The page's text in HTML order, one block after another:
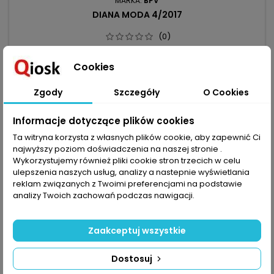
DIANA MODA 4/2017
(0)
chłodów! Żakiety jako baza stylu eleganckiego i modne
sportowe bluzy z kapturem lub stójką uszyte z polaru lub
kontrastowe wstawki. Odśwież szafę: spodnie z karczkiem z
tkaniny imitującej koronkę, miękko falujące sukienki czy
bluzka z...
Dodaj do koszyka
favorite_border
Cookies
Zgody Szczegóły O Cookies
Informacje dotyczące plików cookies
Ta witryna korzysta z własnych plików cookie, aby zapewnić Ci
najwyższy poziom doświadczenia na naszej stronie .
Wykorzystujemy również pliki cookie stron trzecich w celu
ulepszenia naszych usług, analizy a nastepnie wyświetlania
reklam związanych z Twoimi preferencjami na podstawie
analizy Twoich zachowań podczas nawigacji.
Dostosuj
Zaakceptuj wszystkie